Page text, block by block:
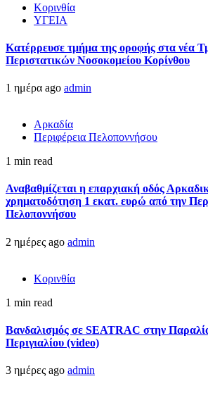
Κορινθία
ΥΓΕΙΑ
Kατέρρευσε τμήμα της οροφής στα νέα
Περιστατικών Νοσοκομείου Κορίνθου
1 ημέρα ago admin
Αρκαδία
Περιφέρεια Πελοποννήσου
1 min read
Αναβαθμίζεται η επαρχιακή οδός
χρηματοδότηση 1 εκατ. ευρώ από την
Πελοποννήσου
2 ημέρες ago admin
Κορινθία
1 min read
Βανδαλισμός σε SEATRAC στην
Περιγιαλίου (video)
3 ημέρες ago admin